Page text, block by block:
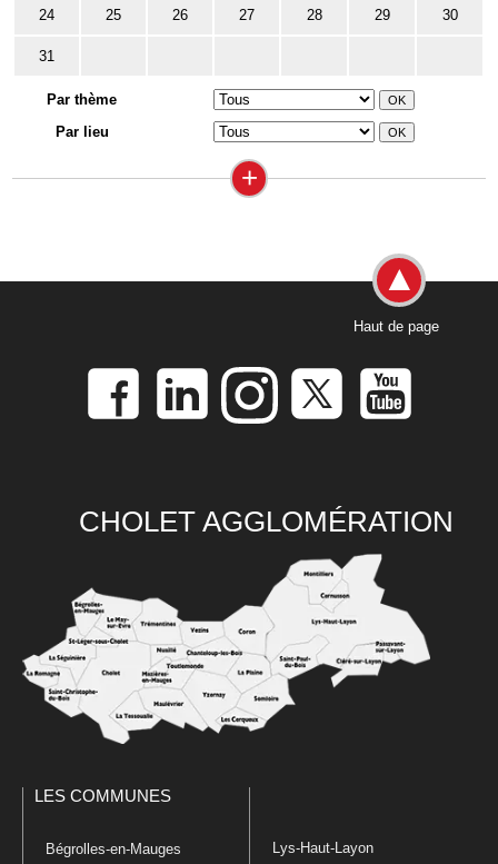
24 25 26 27 28 29 30
31
Par thème
Par lieu
+
Haut de page
CHOLET AGGLOMÉRATION
LES COMMUNES
Bégrolles-en-Mauges Lys-Haut-Layon